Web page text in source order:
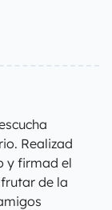
Realizad
y firmad el
de la